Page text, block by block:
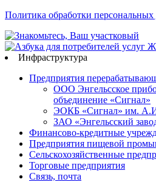
Политика обработки
Инфраструктура
Предприятия
ООО Энгельсское
объединение «Сигнал»
ЭОКБ «Сигнал» им.
ЗАО «Энгельсский
Финансово-кредитные
Предприятия пищевой
Сельскохозяйственные
Торговые предприятия
Связь, почта